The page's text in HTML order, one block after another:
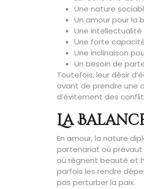
Une nature
Un amour pour la
Une intellectualité
Une forte
Une inclinaison
Un besoin de
Toutefois, leur désir
avant de prendre une
d’évitement des
La
En amour, la nature
partenariat où prévaut
où règnent beauté et
parfois les rendre
pas perturber la paix.